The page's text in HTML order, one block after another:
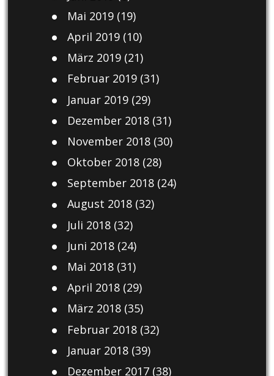
Mai 2019(19)
April 2019(10)
März 2019(21)
Februar 2019(31)
Januar 2019(29)
Dezember 2018(31)
November 2018(30)
Oktober 2018(28)
September 2018(24)
August 2018(32)
Juli 2018(32)
Juni 2018(24)
Mai 2018(31)
April 2018(29)
März 2018(35)
Februar 2018(32)
Januar 2018(39)
Dezember 2017(38)